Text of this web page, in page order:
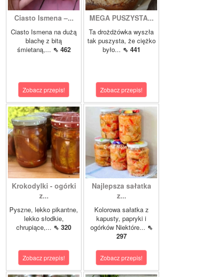
Ciasto Ismena –...
Ciasto Ismena na dużą
blachę z bitą
śmietaną,... ⇖ 462
Zobacz przepis!
MEGA PUSZYSTA...
Ta drożdżówka wyszła
tak puszysta, że ciężko
było... ⇖ 441
Zobacz przepis!
Krokodylki - ogórki
z...
Pyszne, lekko pikantne,
lekko słodkie,
chrupiące,... ⇖ 320
Zobacz przepis!
Najlepsza sałatka
z...
Kolorowa sałatka z
kapusty, papryki i
ogórków Niektóre... ⇖
297
Zobacz przepis!